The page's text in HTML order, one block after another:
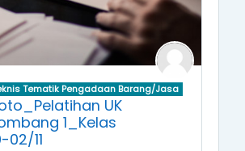
Tematik Pengadaan Barang/Jasa
UK
1_Kelas
11